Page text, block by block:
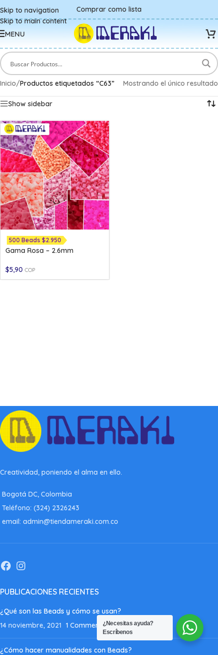
Skip to navigation
Skip to main content
Comprar como lista
MENU
Inicio/Productos etiquetados “C63” Mostrando el único resultado
Show sidebar
500 Beads $2.950
Gama Rosa – 2.6mm
$5,90 COP
Creatividad, poniendo el alma en ello.
Bogotá DC, Colombia
Teléfono: (324) 2326243
email: admin@tiendameraki.com.co
PUBLICACIONES RECIENTES
¿Qué son las Beads y cómo se usan?
14 noviembre, 2021 1 Comment
¿Cómo hacer manualidades con Beads?
¿Necesitas ayuda?
Escríbenos